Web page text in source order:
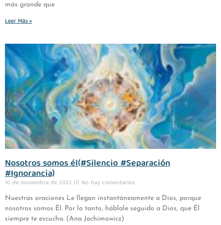
más grande que
Leer Más »
Nosotros somos él(#Silencio #Separación
#Ignorancia)
10 de noviembre de 2023 No hay comentarios
Nuestras oraciones Le llegan instantáneamente a Dios, porque
nosotros somos Él. Por lo tanto, háblale seguido a Dios, que Él
siempre te escucha. (Ana Jachimowicz)